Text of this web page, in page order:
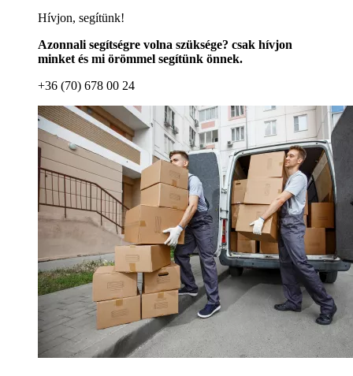
Hívjon, segítünk!
Azonnali segítségre volna szüksége? csak hívjon
minket és mi örömmel segítünk önnek.
+36 (70) 678 00 24